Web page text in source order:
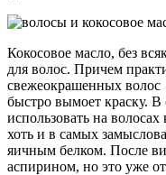
Кокосовое масло, без
для волос. Причем
свежеокрашенных волос
быстро вымоет краску.
использовать на
хоть и в самых
яичным белком. После
аспирином, но это уже